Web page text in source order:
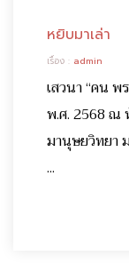
หยิบมาเล่า
เรื่อง : admin
เสวนา “คน พ
พ.ศ. 2568 ณ
มานุษยวิทยา
...